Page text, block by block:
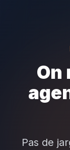
On
Pas de